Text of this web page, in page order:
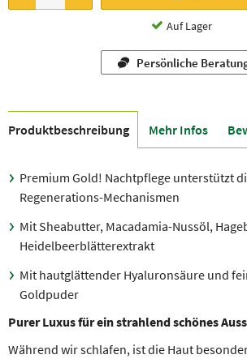
Auf Lager
Persönliche
Produkt­beschreibung Mehr Infos
Premium Gold! Nachtpflege unterstützt
Regenerations-Mechanismen
Mit Sheabutter, Macadamia-Nussöl,
Heidelbeerblätterextrakt
Mit hautglättender Hyaluronsäure und
Goldpuder
Purer Luxus für ein strahlend schönes
Während wir schlafen, ist die Haut